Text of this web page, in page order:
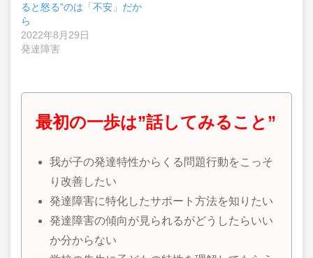
ると怒る”のは「不安」だか
ら
2022年8月29日
発達障害
最初の一歩は”話してみること”
我が子の発達特性からくる問題行動をこっそ
り改善したい
発達障害に特化したサポート方法を知りたい
発達障害の傾向が見られるがどうしたらいい
か分からない